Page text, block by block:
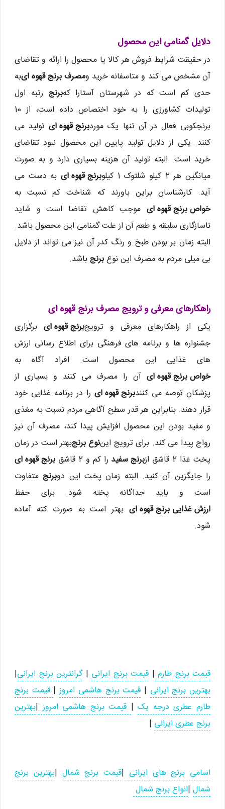
دلایل گمنامی این محصول
در حقیقت شرایط فروش هر کالا یا محصول را ارائه و تقاضای
آن مشخص می کند و متاسفانه خرید ومصرف برنج قهوه ایبه
حدی کم است که در شهرستان آستارا کهبرنج رتبه اول
تولیدات کشاورزی را به خود اختصاص داده است، از 10
برنجکوبی فعال در آن تنها یک موردبرنج قهوه ایتولید می
کنند. یکی از دلایل تولید پایین این محصول نبود تقاضای
خرید است. البته تولید آن هزینه بسیاری دارد و به صورت
میانگین هر 2 کیلو شلتوک 1 کیلو
برنج قهوه ای به دست می
آید. کارشناسان براین باورند که شناخت کم نسبت به
خواص برنج قهوه ای موجب کاهش تقاضا است و شاید
ناسازگاری سلیقه و طعم آن از علت گمنامی این محصول باشد.
البته زمان بر بودن طبخ و رنگ کدر آن نیز می تواند از دلایل
بی میلی مردم به مصرف این نوعبرنجباشد.
راهکارهای معرفی و ترویج مصرف برنج قهوه ای
یکی از راهکارهای معرفی و ترویجبرنج قهوه ای برگزاری
جشنواره ها و برنامه های فرهنگی برای اطلاع رسانی ارزش
های غذایی این محصول است. افراد آگاه به
خواص برنج قهوه ای آن را مصرف می کنند و بسیاری از
پزشکان توصه می کنندبرنج قهوه ای را در برنامه غذایی خود
قرار دهند. بنابراین هر قدر سطح آگاهی مردم نسبت به مغذی
و مفید بودن این محصول افزایش پیدا کند، مصرف آن نیز
رواج پیدا می کند. برای ترویج ایننوع برنجبهتر است در زمان
پخت غذا 2 قاشق از
برنج سفید را کم و 2 قاشق
برنج قهوه ای
را جایگزین آن کنید. البته زمان پخت این دوبرنجمتفاوت
است و باید جداگانه پخته شود. برای حفظ
ارزش غذایی برنج قهوه ای بهتر است به صورت کته آماده
شود.
قیمت برنج طارم | قیمت برنج ایرانی |گرانترین برنج ایرانی|
بهترین برنج ایرانی | قیمت برنج هاشمی امروز| قیمت برنج
طارم عطری درجه یک| قیمت برنج هاشمی امروز |بهترین
برنج عطری ایرانی |
اسامی برنج های ایرانی |قیمت برنج شمال |بهترین برنج
شمال |انواع برنج شمال